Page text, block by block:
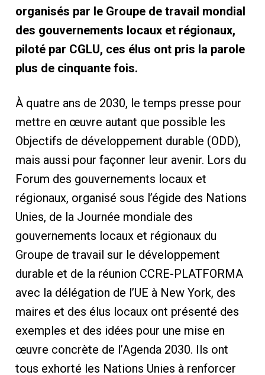
organisés par le Groupe de travail mondial
des gouvernements locaux et régionaux,
piloté par CGLU, ces élus ont pris la parole
plus de cinquante fois.
À quatre ans de 2030, le temps presse pour
mettre en œuvre autant que possible les
Objectifs de développement durable (ODD),
mais aussi pour façonner leur avenir. Lors du
Forum des gouvernements locaux et
régionaux, organisé sous l’égide des Nations
Unies, de la Journée mondiale des
gouvernements locaux et régionaux du
Groupe de travail sur le développement
durable et de la réunion CCRE-PLATFORMA
avec la délégation de l’UE à New York, des
maires et des élus locaux ont présenté des
exemples et des idées pour une mise en
œuvre concrète de l’Agenda 2030. Ils ont
tous exhorté les Nations Unies à renforcer